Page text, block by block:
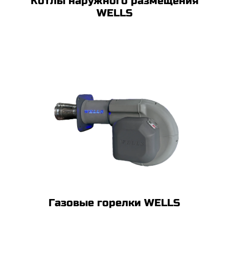
WELLS
Газовые горелки WELLS